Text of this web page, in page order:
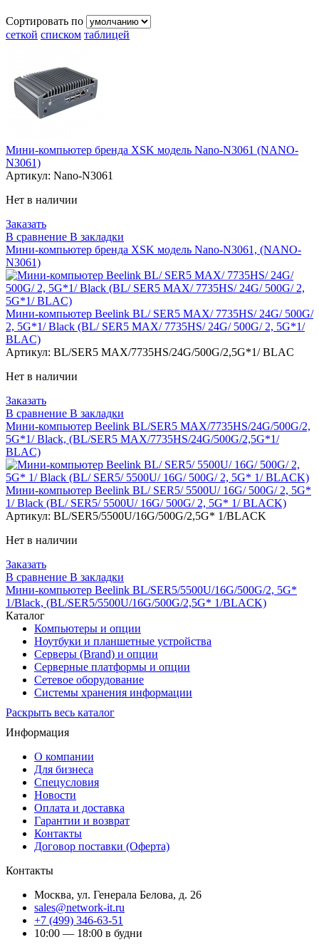
Сортировать по
сеткой списком таблицей
Мини-компьютер бренда XSK модель Nano-N3061 (NANO-
N3061)
Артикул: Nano-N3061
Нет в наличии
Заказать
В сравнение В закладки
Мини-компьютер бренда XSK модель Nano-N3061, (NANO-
N3061)
Мини-компьютер Beelink BL/ SER5 MAX/ 7735HS/ 24G/ 500G/
2, 5G*1/ Black (BL/ SER5 MAX/ 7735HS/ 24G/ 500G/ 2, 5G*1/
BLAC)
Артикул: BL/SER5 MAX/7735HS/24G/500G/2,5G*1/ BLAC
Нет в наличии
Заказать
В сравнение В закладки
Мини-компьютер Beelink BL/SER5 MAX/7735HS/24G/500G/2,
5G*1/ Black, (BL/SER5 MAX/7735HS/24G/500G/2,5G*1/
BLAC)
Мини-компьютер Beelink BL/ SER5/ 5500U/ 16G/ 500G/ 2, 5G*
1/ Black (BL/ SER5/ 5500U/ 16G/ 500G/ 2, 5G* 1/ BLACK)
Артикул: BL/SER5/5500U/16G/500G/2,5G* 1/BLACK
Нет в наличии
Заказать
В сравнение В закладки
Мини-компьютер Beelink BL/SER5/5500U/16G/500G/2, 5G*
1/Black, (BL/SER5/5500U/16G/500G/2,5G* 1/BLACK)
Каталог
Компьютеры и опции
Ноутбуки и планшетные устройства
Серверы (Brand) и опции
Серверные платформы и опции
Сетевое оборудование
Системы хранения информации
Раскрыть весь каталог
Информация
О компании
Для бизнеса
Спецусловия
Новости
Оплата и доставка
Гарантии и возврат
Контакты
Договор поставки (Оферта)
Контакты
Москва, ул. Генерала Белова, д. 26
sales@network-it.ru
+7 (499) 346-63-51
10:00 — 18:00 в будни